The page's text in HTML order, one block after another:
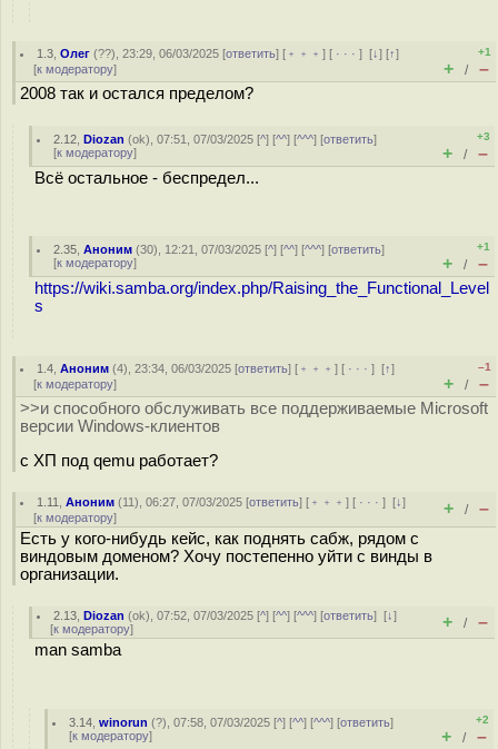
1.3 ,Олег (??), 23:29, 06/03/2025 [ответить] [ ﹢﹢﹢] [ · · ·][↓] [↑]
[к модератору]
+1
+ / –
2008 так и остался пределом?
2.12 ,Diozan (ok), 07:51, 07/03/2025 [^] [^^] [^^^] [ответить]
[к модератору]
+3
+ / –
Всё остальное - беспредел...
2.35 ,Аноним (30), 12:21, 07/03/2025 [^] [^^] [^^^] [ответить]
[к модератору]
+1
+ / –
https://wiki.samba.org/index.php/Raising_the_Functional_Level
s
1.4 ,Аноним (4), 23:34, 06/03/2025 [ответить] [ ﹢﹢﹢] [ · · ·][↑]
[к модератору]
–1
+ / –
>>и способного обслуживать все поддерживаемые Microsoft
версии Windows-клиентов
с ХП под qemu работает?
1.11 ,Аноним (11), 06:27, 07/03/2025 [ответить] [ ﹢﹢﹢] [ · · ·][↓]
[к модератору] + / –
Есть у кого-нибудь кейс, как поднять сабж, рядом с
виндовым доменом? Хочу постепенно уйти с винды в
организации.
2.13 ,Diozan (ok), 07:52, 07/03/2025 [^] [^^] [^^^] [ответить][↓]
[к модератору] + / –
man samba
3.14 ,winorun (?), 07:58, 07/03/2025 [^] [^^] [^^^] [ответить]
[к модератору]
+2
+ / –